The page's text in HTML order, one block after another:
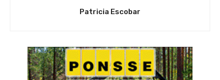
Patricia Escobar